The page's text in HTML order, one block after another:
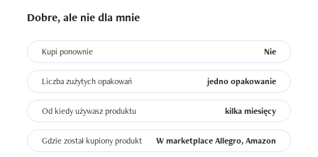
Dobre, ale nie dla mnie
Kupi ponownie Nie
Liczba zużytych opakowań jedno opakowanie
Od kiedy używasz produktu kilka miesięcy
Gdzie został kupiony produkt W marketplace Allegro, Amazon